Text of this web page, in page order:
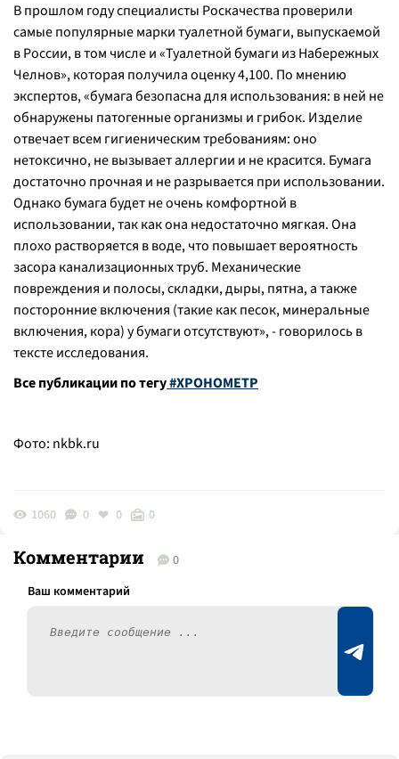
В прошлом году специалисты Роскачества проверили
самые популярные марки туалетной бумаги, выпускаемой
в России, в том числе и «Туалетной бумаги из Набережных
Челнов», которая получила оценку 4,100. По мнению
экспертов,«бумага безопасна для использования: в ней не
обнаружены патогенные организмы и грибок. Изделие
отвечает всем гигиеническим требованиям: оно
нетоксично, не вызывает аллергии и не красится. Бумага
достаточно прочная и не разрывается при использовании.
Однако бумага будет не очень комфортной в
использовании, так как она недостаточно мягкая. Она
плохо растворяется в воде, что повышает вероятность
засора канализационных труб. Механические
повреждения и полосы, складки, дыры, пятна, а также
посторонние включения (такие как песок, минеральные
включения, кора) у бумаги отсутствуют», - говорилось в
тексте исследования.
Все публикации по тегу#ХРОНОМЕТР
Фото: nkbk.ru
1060 0 0 0
Комментарии 0